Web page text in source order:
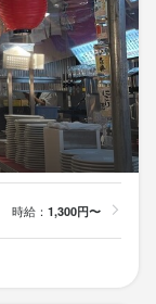
時給： 1,300円〜